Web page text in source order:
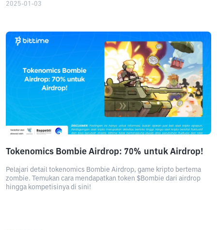
2025-01-03
Tokenomics Bombie Airdrop: 70% untuk Airdrop!
Pelajari detail tokenomics Bombie Airdrop, game kripto bertema
zombie. Temukan cara mendapatkan token $Bombie dari airdrop
hingga kompetisinya di sini!